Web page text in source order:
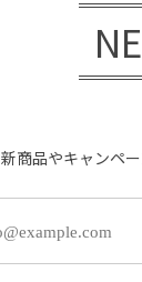
新商品やキャンペ